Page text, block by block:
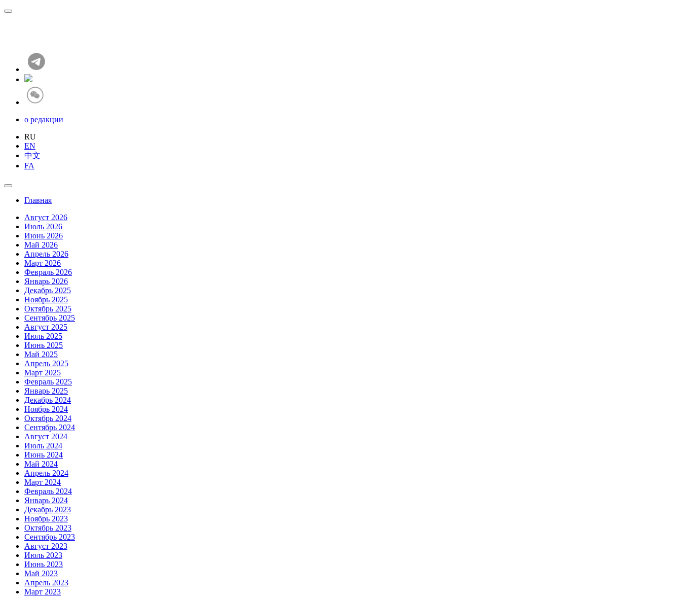
о редакции
RU
EN
中文
FA
Главная
Август 2026
Июль 2026
Июнь 2026
Май 2026
Апрель 2026
Март 2026
Февраль 2026
Январь 2026
Декабрь 2025
Ноябрь 2025
Октябрь 2025
Сентябрь 2025
Август 2025
Июль 2025
Июнь 2025
Май 2025
Апрель 2025
Март 2025
Февраль 2025
Январь 2025
Декабрь 2024
Ноябрь 2024
Октябрь 2024
Сентябрь 2024
Август 2024
Июль 2024
Июнь 2024
Май 2024
Апрель 2024
Март 2024
Февраль 2024
Январь 2024
Декабрь 2023
Ноябрь 2023
Октябрь 2023
Сентябрь 2023
Август 2023
Июль 2023
Июнь 2023
Май 2023
Апрель 2023
Март 2023